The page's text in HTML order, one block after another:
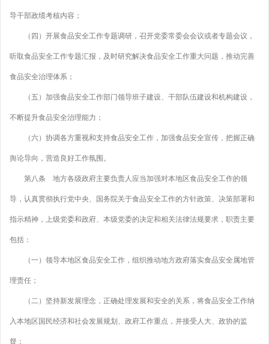
导干部政绩考核内容；
（四）开展食品安全工作专题调研，召开党委常委会会议或者专题会议，
听取食品安全工作专题汇报，及时研究解决食品安全工作重大问题，推动完善
食品安全治理体系；
（五）加强食品安全工作部门领导班子建设、干部队伍建设和机构建设，
不断提升食品安全治理能力；
（六）协调各方重视和支持食品安全工作，加强食品安全宣传，把握正确
舆论导向，营造良好工作氛围。
第八条 地方各级政府主要负责人应当加强对本地区食品安全工作的领
导，认真贯彻执行党中央、国务院关于食品安全工作的方针政策、决策部署和
指示精神，上级党委和政府、本级党委的决定和相关法律法规要求，职责主要
包括：
（一）领导本地区食品安全工作，组织推动地方政府落实食品安全属地管
理责任；
（二）坚持新发展理念，正确处理发展和安全的关系，将食品安全工作纳
入本地区国民经济和社会发展规划、政府工作重点，并接受人大、政协的监
督；